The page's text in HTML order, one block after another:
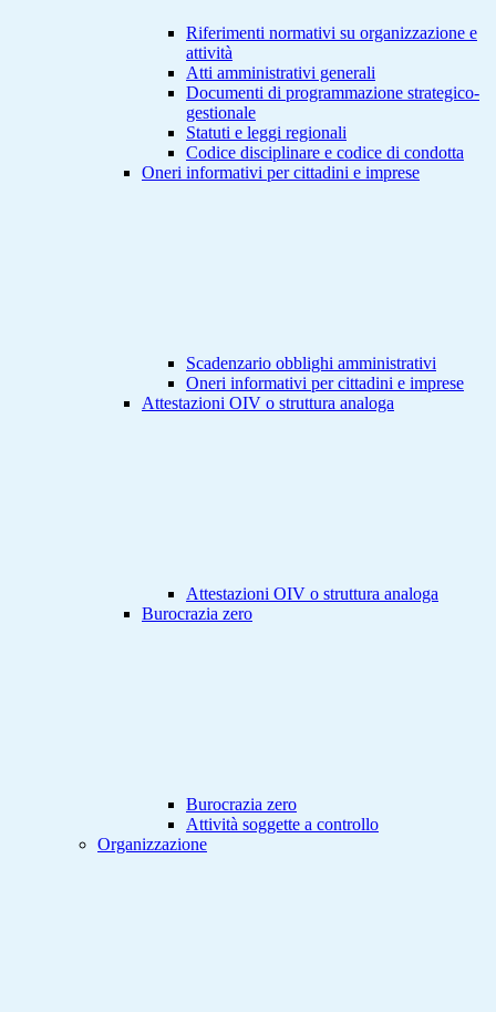
Riferimenti normativi su organizzazione e
attività
Atti amministrativi generali
Documenti di programmazione strategico-
gestionale
Statuti e leggi regionali
Codice disciplinare e codice di condotta
Oneri informativi per cittadini e imprese
Scadenzario obblighi amministrativi
Oneri informativi per cittadini e imprese
Attestazioni OIV o struttura analoga
Attestazioni OIV o struttura analoga
Burocrazia zero
Burocrazia zero
Attività soggette a controllo
Organizzazione